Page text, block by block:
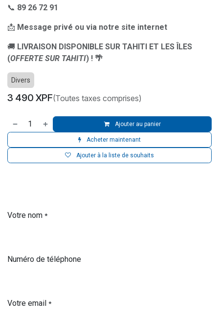
📞 89 26 72 91
📩 Message privé ou via notre site internet
🚚 LIVRAISON DISPONIBLE SUR TAHITI ET LES ÎLES
(OFFERTE SUR TAHITI) ! 🌴
Divers
3 490 XPF(Toutes taxes comprises)
Ajouter au panier
Acheter maintenant
Ajouter à la liste de souhaits
Votre nom *
Numéro de téléphone
Votre email *